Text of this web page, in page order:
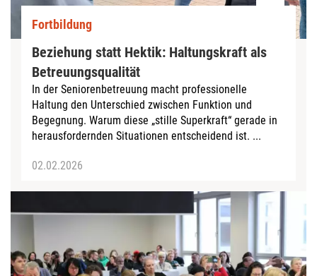
Fortbildung
Beziehung statt Hektik: Haltungskraft als
Betreuungsqualität
In der Seniorenbetreuung macht professionelle
Haltung den Unterschied zwischen Funktion und
Begegnung. Warum diese „stille Superkraft“ gerade in
herausfordernden Situationen entscheidend ist. ...
02.02.2026